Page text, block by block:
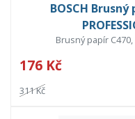
BOSCH
Brusný papír
176 Kč
311 Kč